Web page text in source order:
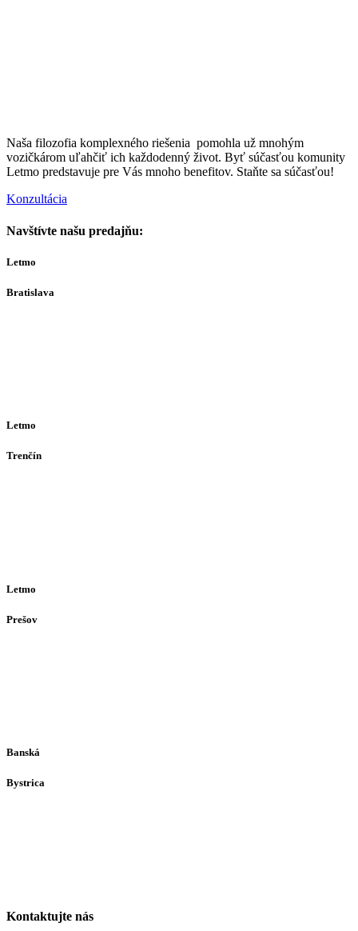
Naša filozofia komplexného riešenia pomohla už mnohým
vozičkárom uľahčiť ich každodenný život. Byť súčasťou komunity
Letmo predstavuje pre Vás mnoho benefitov. Staňte sa súčasťou!
Konzultácia
Navštívte našu predajňu:
Letmo
Bratislava
Letmo
Trenčín
Letmo
Prešov
Banská
Bystrica
Kontaktujte nás